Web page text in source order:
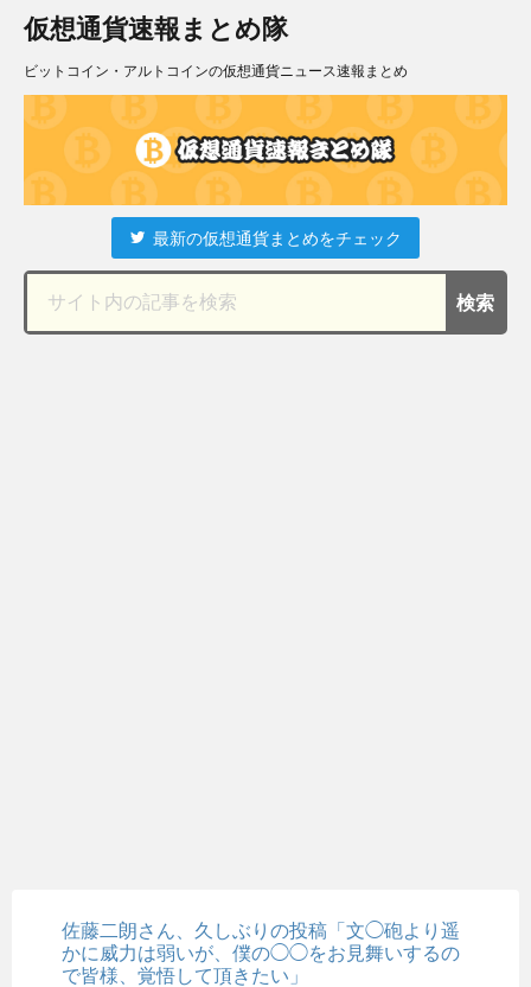
仮想通貨速報まとめ隊
ビットコイン・アルトコインの仮想通貨ニュース速報まとめ
最新の仮想通貨まとめをチェック
佐藤二朗さん、久しぶりの投稿「文◯砲より遥
かに威力は弱いが、僕の◯◯をお見舞いするの
で皆様、覚悟して頂きたい」